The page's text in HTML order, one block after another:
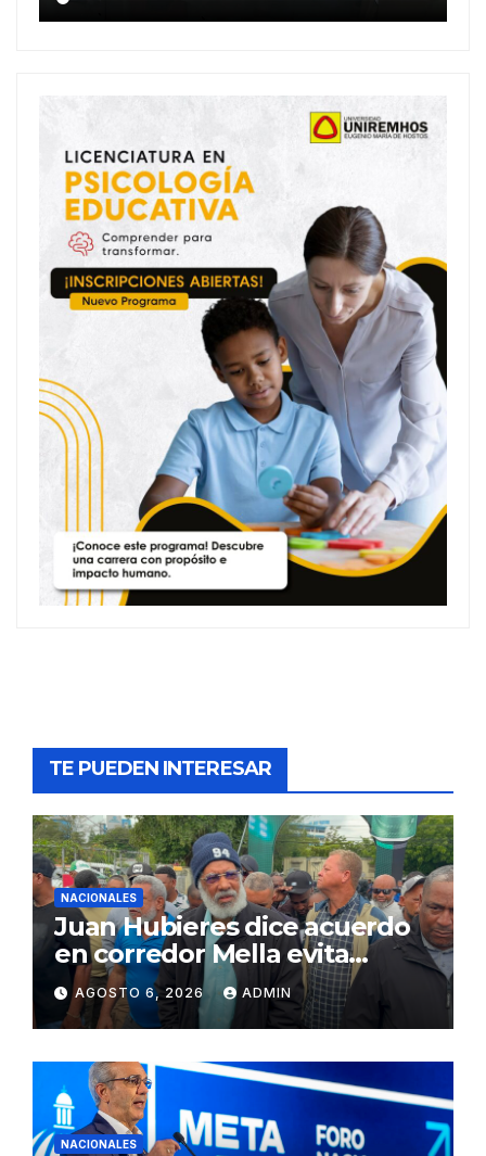
TE PUEDEN INTERESAR
NACIONALES
Juan Hubieres dice acuerdo
en corredor Mella evita
conflictos innecesarios
AGOSTO 6, 2026 ADMIN
NACIONALES